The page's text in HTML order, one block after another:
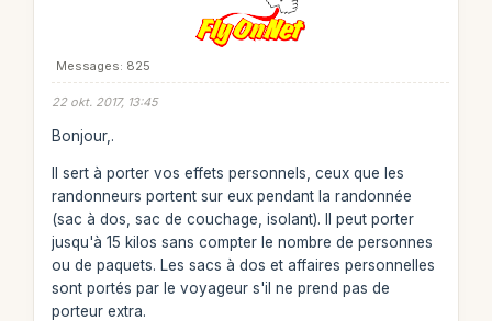
Messages: 825
22 okt. 2017, 13:45
Bonjour,.
Il sert à porter vos effets personnels, ceux que les
randonneurs portent sur eux pendant la randonnée
(sac à dos, sac de couchage, isolant). Il peut porter
jusqu'à 15 kilos sans compter le nombre de personnes
ou de paquets. Les sacs à dos et affaires personnelles
sont portés par le voyageur s'il ne prend pas de
porteur extra.